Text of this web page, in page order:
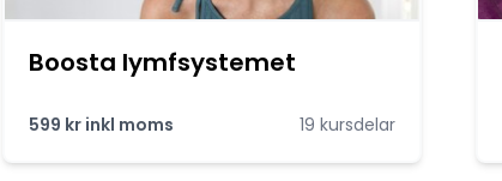
Boosta lymfsystemet
599 kr inkl moms 19 kursdelar